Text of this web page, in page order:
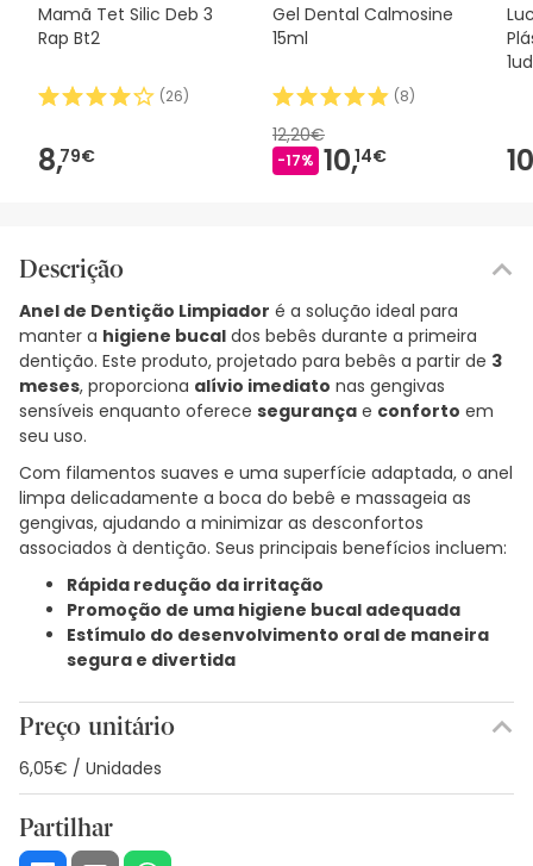
Mamã Tet Silic Deb 3
Rap Bt2
(26)
8,79€
Gel Dental Calmosine
15ml
(8)
12,20€
-17% 10,14€
1ud
Descrição
Anel de Dentição Limpiador é a solução ideal para
manter a higiene bucal dos bebês durante a primeira
dentição. Este produto, projetado para bebês a partir de 3
meses, proporciona alívio imediato nas gengivas
sensíveis enquanto oferece segurança e conforto em
seu uso.
Com filamentos suaves e uma superfície adaptada, o anel
limpa delicadamente a boca do bebê e massageia as
gengivas, ajudando a minimizar as desconfortos
associados à dentição. Seus principais benefícios incluem:
Rápida redução da irritação
Promoção de uma higiene bucal adequada
Estímulo do desenvolvimento oral de maneira
segura e divertida
Preço unitário
6,05€ / Unidades
Partilhar